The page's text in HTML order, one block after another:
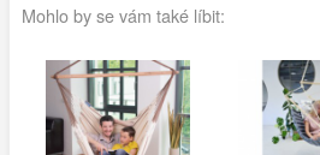
Mohlo by se vám také líbit: